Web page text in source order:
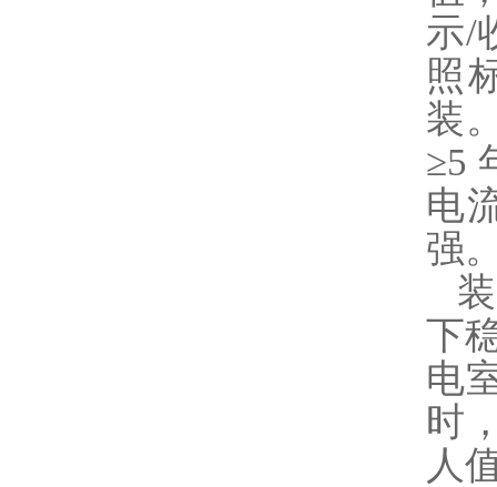
示/
照
装
≥5
电
强
下
电
时
人